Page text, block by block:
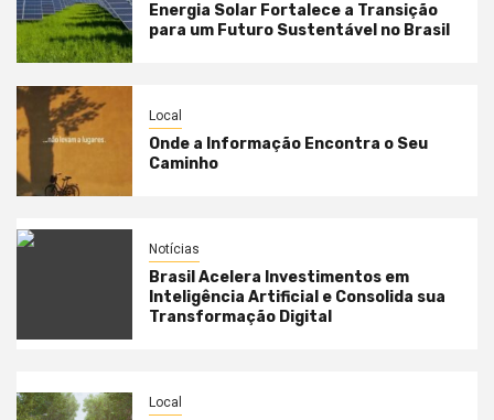
Energia Solar Fortalece a Transição
para um Futuro Sustentável no Brasil
Local
Onde a Informação Encontra o Seu
Caminho
Notícias
Brasil Acelera Investimentos em
Inteligência Artificial e Consolida sua
Transformação Digital
Local